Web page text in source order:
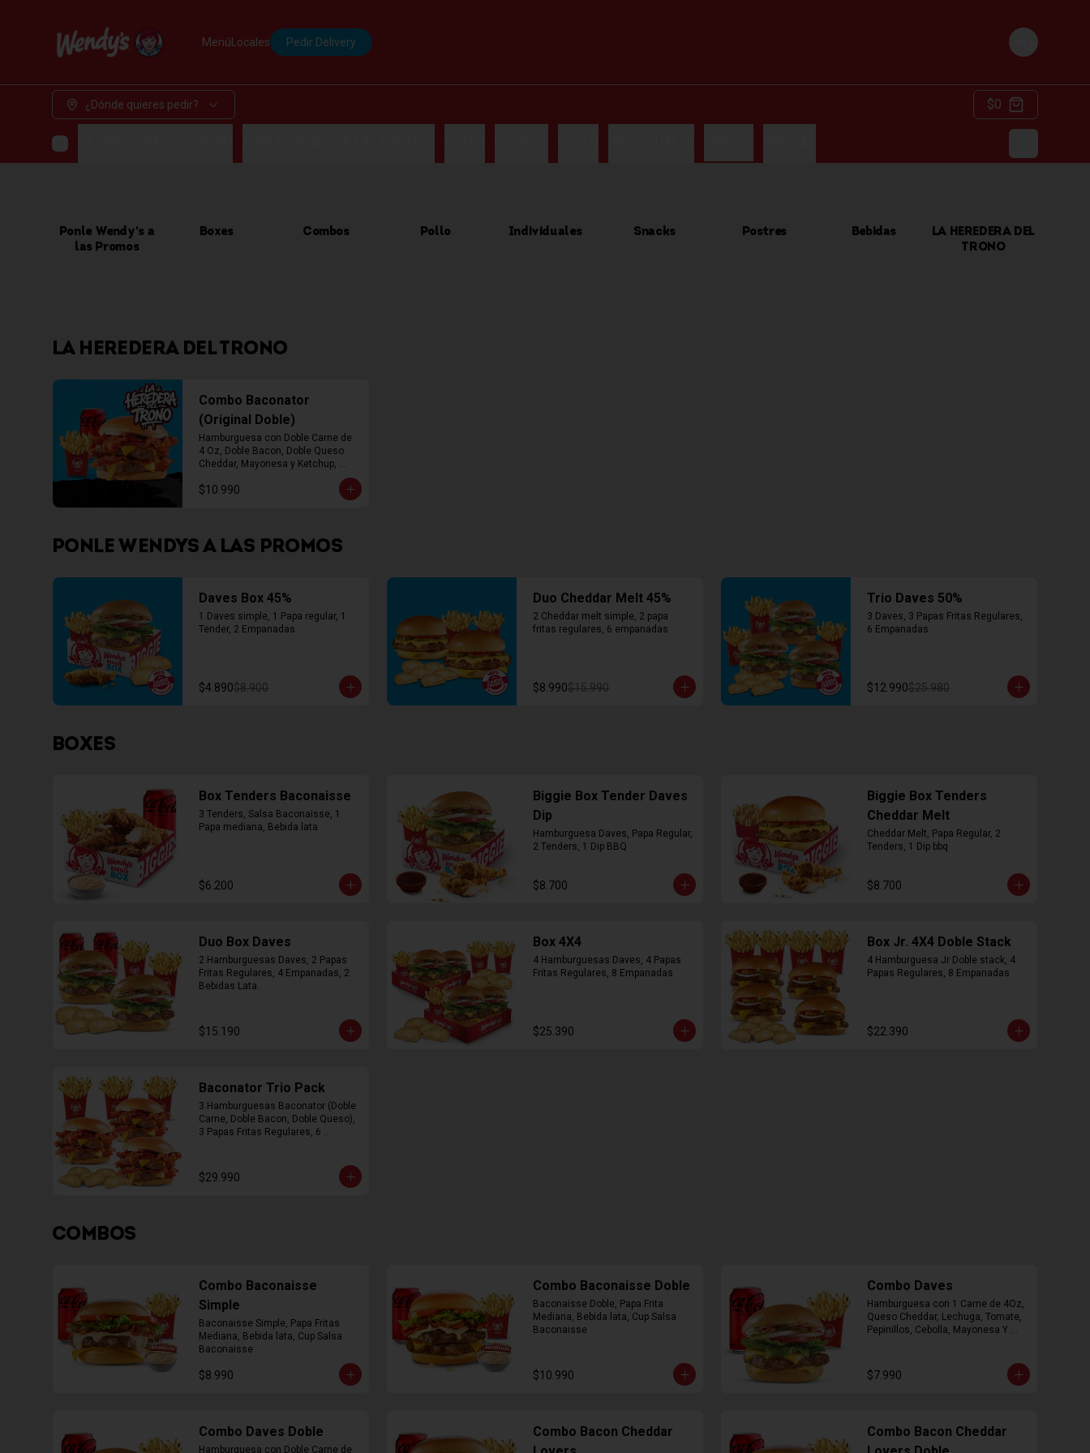
Menú Locales Pedir Delivery
Login
¿Dónde quieres pedir? $0
Ponle Wendy's a
las Promos
Boxes Combos Pollo Individuales Snacks Postres Bebidas
LA HEREDERA DEL
TRONO
LA HEREDERA DEL TRONO
Combo Baconator
(Original Doble)
Hamburguesa con Doble Carne de
4 Oz, Doble Bacon, Doble Queso
Cheddar, Mayonesa y Ketchup,
Papas Fritas Mediana, Bebida Lata
$10.990
PONLE WENDYS A LAS PROMOS
Daves Box 45%
1 Daves simple, 1 Papa regular, 1
Tender, 2 Empanadas
$4.890$8.900
Duo Cheddar Melt 45%
2 Cheddar melt simple, 2 papa
fritas regulares, 6 empanadas
$8.990$15.990
Trio Daves 50%
3 Daves, 3 Papas Fritas Regulares,
6 Empanadas
$12.990$25.980
BOXES
Box Tenders Baconaisse
3 Tenders, Salsa Baconaisse, 1
Papa mediana, Bebida lata
$6.200
Biggie Box Tender Daves
Dip
Hamburguesa Daves, Papa Regular,
2 Tenders, 1 Dip BBQ
$8.700
Biggie Box Tenders
Cheddar Melt
Cheddar Melt, Papa Regular, 2
Tenders, 1 Dip bbq
$8.700
Duo Box Daves
2 Hamburguesas Daves, 2 Papas
Fritas Regulares, 4 Empanadas, 2
Bebidas Lata.
$15.190
Box 4X4
4 Hamburguesas Daves, 4 Papas
Fritas Regulares, 8 Empanadas
$25.390
Box Jr. 4X4 Doble Stack
4 Hamburguesa Jr Doble stack, 4
Papas Regulares, 8 Empanadas
$22.390
Baconator Trio Pack
3 Hamburguesas Baconator (Doble
Carne, Doble Bacon, Doble Queso),
3 Papas Fritas Regulares, 6
$29.990
COMBOS
Combo Baconaisse
Simple
Baconaisse Simple, Papa Fritas
Mediana, Bebida lata, Cup Salsa
Baconaisse
$8.990
Combo Baconaisse Doble
Baconaisse Doble, Papa Frita
Mediana, Bebida lata, Cup Salsa
Baconaisse
$10.990
Combo Daves
Hamburguesa con 1 Carne de 4Oz,
Queso Cheddar, Lechuga, Tomate,
Pepinillos, Cebolla, Mayonesa Y
$7.990
Combo Daves Doble
Hamburguesa con Doble Carne de
Combo Bacon Cheddar
Combo Bacon Cheddar